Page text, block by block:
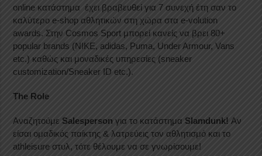
online κατάστημα έχει βραβευθεί για 7 συνεχή έτη σαν το
καλύτερο e-shop αθλητικών στη χώρα στα e-volution
awards. Στην Cosmos Sport μπορεί κανείς να βρει 80+
popular brands (NIKE, adidas, Puma, Under Armour, Vans
etc.) καθώς και μοναδικές υπηρεσίες (sneaker
customization/Sneaker ID etc.).
The Role
ΑναζητούμεSalespersonγια το κατάστημαSlamdunk!Αν
είσαι ομαδικός παίκτης & λατρεύεις τον αθλητισμό και το
athleisure στυλ, τότε θέλουμε να σε γνωρίσουμε!